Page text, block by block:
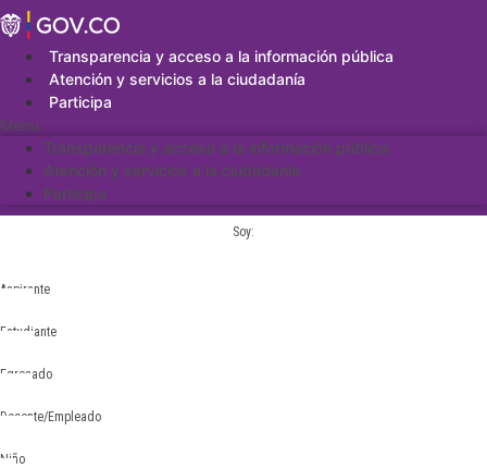
Saltar
al
contenidoTransparencia y acceso a la información pública
Atención y servicios a la ciudadanía
Participa
Menu
Transparencia y acceso a la información pública
Atención y servicios a la ciudadanía
Participa
Soy:
Aspirante
Estudiante
Egresado
Docente/Empleado
Niño